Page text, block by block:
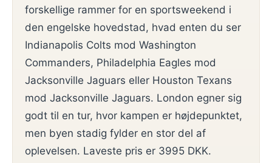
forskellige rammer for en sportsweekend i
den engelske hovedstad, hvad enten du ser
Indianapolis Colts mod Washington
Commanders, Philadelphia Eagles mod
Jacksonville Jaguars eller Houston Texans
mod Jacksonville Jaguars. London egner sig
godt til en tur, hvor kampen er højdepunktet,
men byen stadig fylder en stor del af
oplevelsen. Laveste pris er 3995 DKK.